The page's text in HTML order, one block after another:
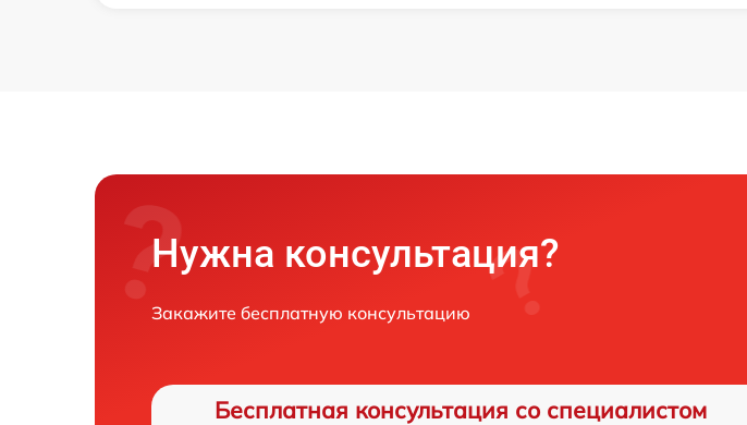
Нужна консультация?
Закажите бесплатную консультацию
Бесплатная консультация со специалистом